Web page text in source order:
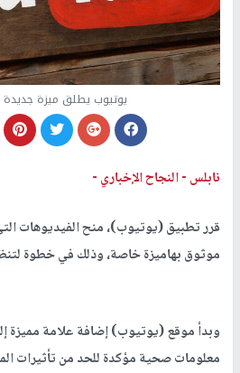
يوتيوب يطلق ميزة
نابلس -النجاح الإخباري -
قرر تطبيق (يوتيوب)، منح الفيديوهات
موثوق بهاميزة خاصة، وذلك في خطوة
وبدأ موقع (يوتيوب) إضافة علامة مميزة
معلومات صحية مؤكدة للحد من تأثيرات